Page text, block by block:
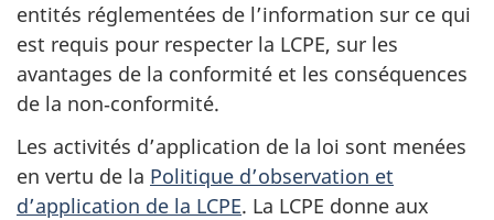
entités réglementées de l’information sur ce qui
est requis pour respecter la LCPE, sur les
avantages de la conformité et les conséquences
de la non‑conformité.
Les activités d’application de la loi sont menées
en vertu de la Politique d’observation et
d’application de la LCPE. La LCPE donne aux